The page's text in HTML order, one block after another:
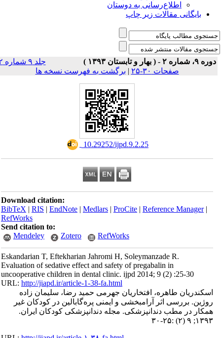
اطلاع‌رسانی به دوستان
بایگانی مقالات زیر چاپ
۹، شماره ۲ - ( بهار و تابستان ۱۳۹۳ )
جلد ۹ شماره ۲
صفحات ۳۰-۲۵
|برگشت به فهرست نسخه ها
‎ 10.29252/ijpd.9.2.25
Download citation:
BibTeX|RIS|EndNote|Medlars|ProCite|Reference Manager
RefWorks
Send citation to:
Mendeley
Zotero RefWorks
Eskandarian T, Eftekharian Jahromi H, Soleymanzade R.
Evaluation of sedative effect and safety of pregabalin in
uncooperative children in dental clinic. ijpd 2014; 9 (2) :25-30
URL:http://jiapd.ir/article-1-38-fa.html
اسکندریان طاهره، افتخاریان جهرمی حمید رضا، سلیمان زاده
روژین. بررسی اثر آرامبخشی و ایمنی پره‌گابالین در کودکان غیر
همکار در مطب دندانپزشکی. مجله دندانپزشکی کودکان ایران.
۱۳۹۳; ۹ (۲) :۲۵-۳۰